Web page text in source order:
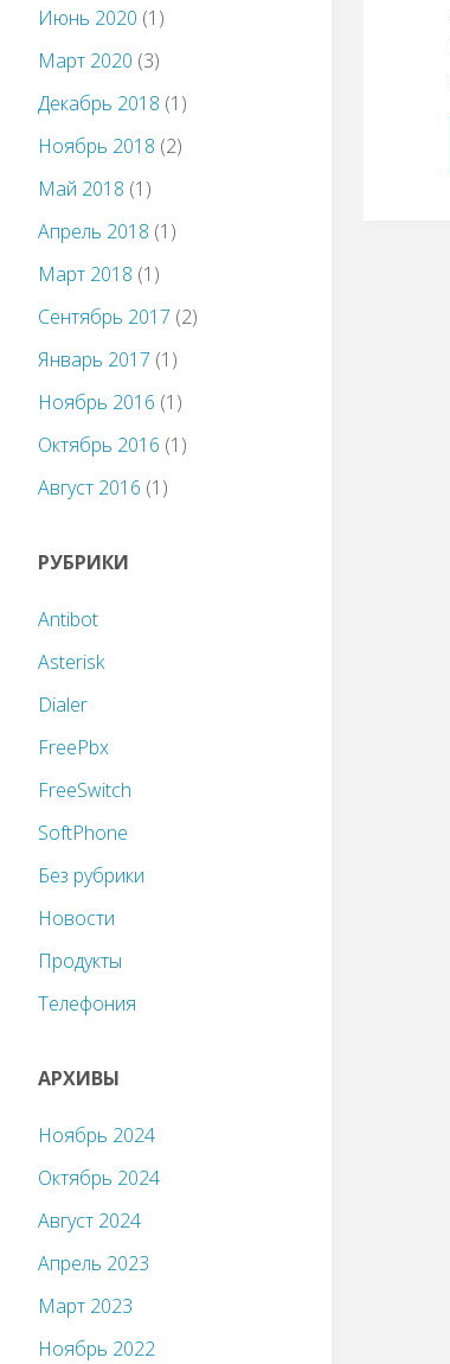
Июнь 2020 (1)
Март 2020 (3)
Декабрь 2018 (1)
Ноябрь 2018 (2)
Май 2018 (1)
Апрель 2018 (1)
Март 2018 (1)
Сентябрь 2017 (2)
Январь 2017 (1)
Ноябрь 2016 (1)
Октябрь 2016 (1)
Август 2016 (1)
РУБРИКИ
Antibot
Asterisk
Dialer
FreePbx
FreeSwitch
SoftPhone
Без рубрики
Новости
Продукты
Телефония
АРХИВЫ
Ноябрь 2024
Октябрь 2024
Август 2024
Апрель 2023
Март 2023
Ноябрь 2022